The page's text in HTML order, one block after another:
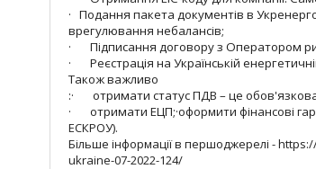
· Подання пакета документів в
врегулювання небалансів;
· Підписання договору з Оператором
· Реєстрація на Українській
Також важливо
:· отримати статус ПДВ – це
· отримати ЕЦП;·оформити фінансові
ЕСКРОУ).
Більше інформації в першоджерелі -
ukraine-07-2022-124/